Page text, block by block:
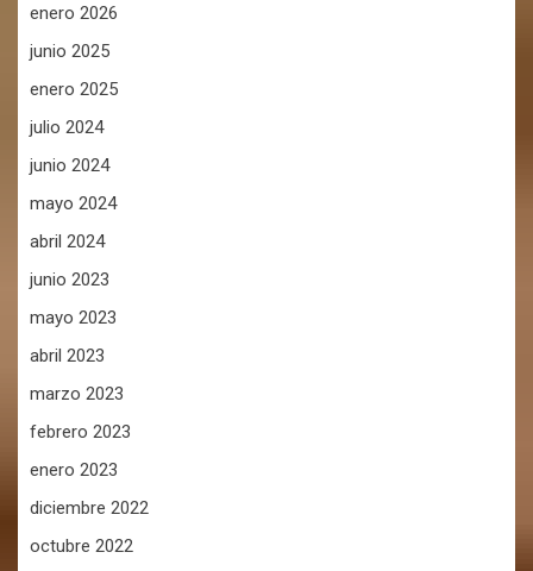
enero 2026
junio 2025
enero 2025
julio 2024
junio 2024
mayo 2024
abril 2024
junio 2023
mayo 2023
abril 2023
marzo 2023
febrero 2023
enero 2023
diciembre 2022
octubre 2022